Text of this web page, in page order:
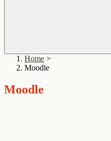
Home >
Moodle
Moodle